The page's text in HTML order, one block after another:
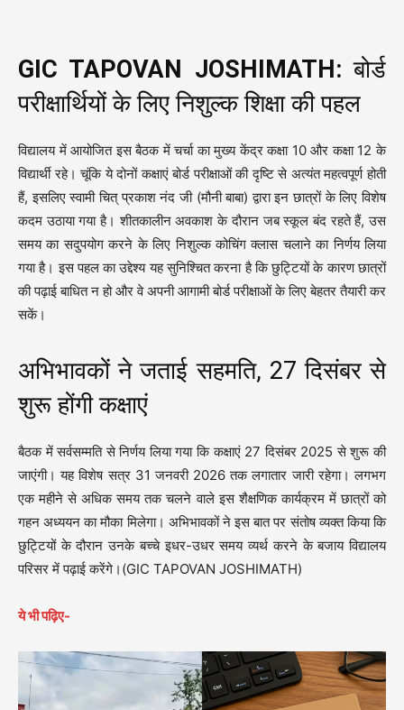
GIC TAPOVAN JOSHIMATH:बोर्ड
परीक्षार्थियों के लिए निशुल्क शिक्षा की पहल
विद्यालय में आयोजित इस बैठक में चर्चा का मुख्य केंद्र कक्षा 10 और कक्षा 12 के
विद्यार्थी रहे। चूंकि ये दोनों कक्षाएं बोर्ड परीक्षाओं की दृष्टि से अत्यंत महत्वपूर्ण होती
हैं, इसलिए स्वामी चित् प्रकाश नंद जी (मौनी बाबा) द्वारा इन छात्रों के लिए विशेष
कदम उठाया गया है। शीतकालीन अवकाश के दौरान जब स्कूल बंद रहते हैं, उस
समय का सदुपयोग करने के लिए निशुल्क कोचिंग क्लास चलाने का निर्णय लिया
गया है। इस पहल का उद्देश्य यह सुनिश्चित करना है कि छुट्टियों के कारण छात्रों
की पढ़ाई बाधित न हो और वे अपनी आगामी बोर्ड परीक्षाओं के लिए बेहतर तैयारी कर
सकें।
अभिभावकों ने जताई सहमति, 27 दिसंबर से
शुरू होंगी कक्षाएं
बैठक में सर्वसम्मति से निर्णय लिया गया कि कक्षाएं 27 दिसंबर 2025 से शुरू की
जाएंगी। यह विशेष सत्र 31 जनवरी 2026 तक लगातार जारी रहेगा। लगभग
एक महीने से अधिक समय तक चलने वाले इस शैक्षणिक कार्यक्रम में छात्रों को
गहन अध्ययन का मौका मिलेगा। अभिभावकों ने इस बात पर संतोष व्यक्त किया कि
छुट्टियों के दौरान उनके बच्चे इधर-उधर समय व्यर्थ करने के बजाय विद्यालय
परिसर में पढ़ाई करेंगे।(GIC TAPOVAN JOSHIMATH)
ये भी पढ़िए-